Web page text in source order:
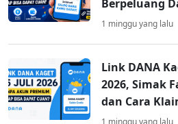
Berpeluang
1 minggu yang lalu
Link DANA
2026, Simak
dan Cara